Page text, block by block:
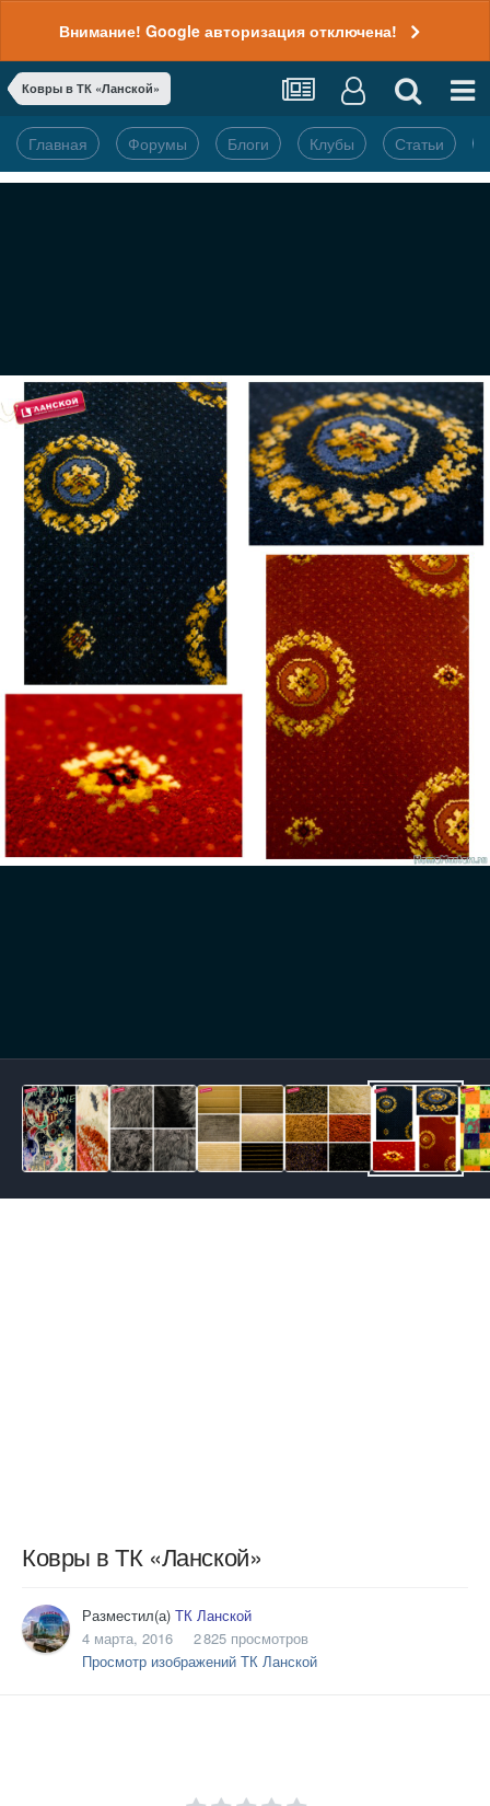
Внимание! Google авторизация отключена!
Ковры в ТК «Ланской»
Главная Форумы Блоги Клубы Статьи
Ковры в ТК «Ланской»
Разместил(а) ТК Ланской
4 марта, 2016
2 825 просмотров
Просмотр изображений ТК Ланской